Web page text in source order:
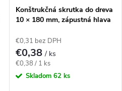
Konštrukčná skrutka do dreva
10 × 180 mm, zápustná hlava
€0,31 bez DPH
€0,38/ ks
Jednotková
cena:
€0,38 / 1 ks
Skladom 62 ks